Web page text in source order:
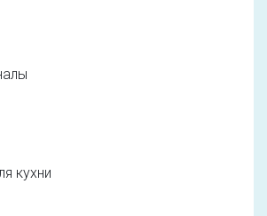
кухни